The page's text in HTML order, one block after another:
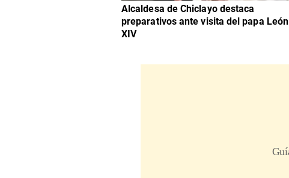
Alcaldesa de Chiclayo destaca
preparativos ante visita del papa León
XIV